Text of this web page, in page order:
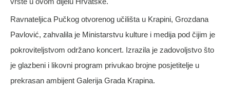
Ravnateljica Pučkog otvorenog učilišta u Krapini, Grozdana
Pavlović, zahvalila je Ministarstvu kulture i medija pod čijim je
pokroviteljstvom održano koncert. Izrazila je zadovoljstvo što
je glazbeni i likovni program privukao brojne posjetitelje u
prekrasan ambijent Galerija Grada Krapina.